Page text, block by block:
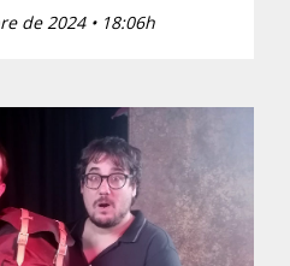
de 2024 • 18:06h